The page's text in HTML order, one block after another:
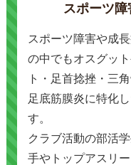
スポーツ
スポーツ障害や成
の中でもオスグッ
ト・足首捻挫・三
足底筋膜炎に特化
す。
クラブ活動の部活
手やトップアスリ